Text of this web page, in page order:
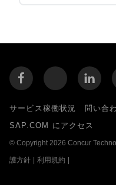
サービス稼働状況 問い合
SAP.COM にアクセス
© Copyright 2026 Concur
護方針 | 利用規約 |